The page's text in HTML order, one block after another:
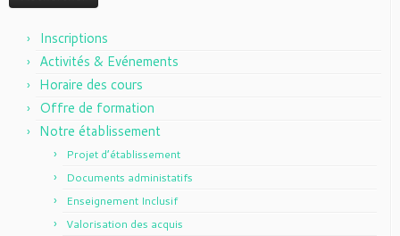
Inscriptions
Activités & Evénements
Horaire des cours
Offre de formation
Notre établissement
Projet d’établissement
Documents administatifs
Enseignement Inclusif
Valorisation des acquis